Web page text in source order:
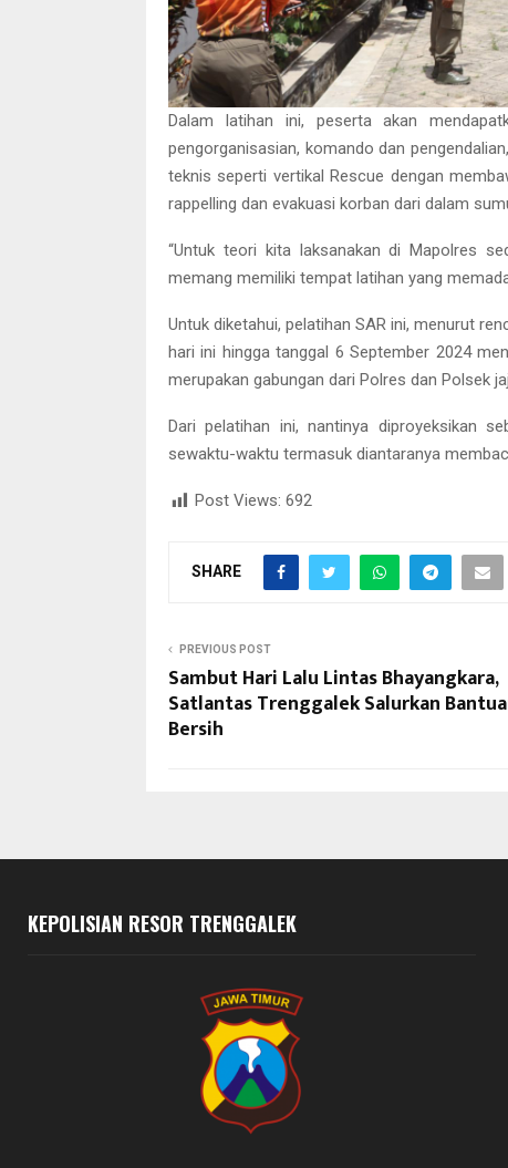
Dalam latihan ini, peserta akan
pengorganisasian, komando dan
teknis seperti vertikal Rescue dengan
rappelling dan evakuasi korban dari dalam
“Untuk teori kita laksanakan di Mapolres
memang memiliki tempat latihan yang
Untuk diketahui, pelatihan SAR ini, menurut
hari ini hingga tanggal 6 September 2024
merupakan gabungan dari Polres dan Polsek
Dari pelatihan ini, nantinya diproyeksikan
sewaktu-waktu termasuk diantaranya
Post Views: 692
SHARE
PREVIOUS POST
Sambut Hari Lalu Lintas Bhayangkara,
Satlantas Trenggalek Salurkan
Bersih
KEPOLISIAN RESOR TRENGGALEK